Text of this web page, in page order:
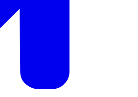
verhuurvergunning instellen
afrekening aanpassen.
kan optreden tegen verhuurders
De Huurcommissie kan een
de Huurcommissie je huurprijs